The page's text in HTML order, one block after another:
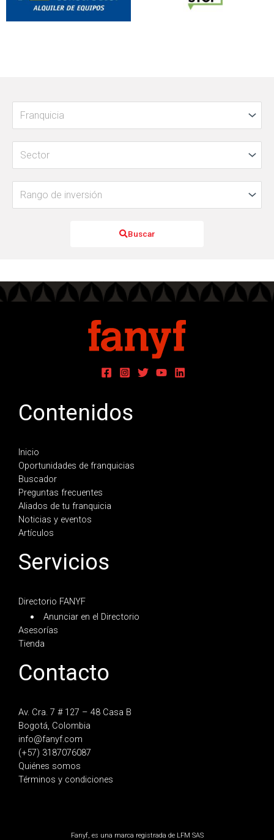
Buscar
Contenidos
Inicio
Oportunidades de franquicias
Buscador
Preguntas frecuentes
Aliados de tu franquicia
Noticias y eventos
Artículos
Servicios
Directorio FANYF
Anunciar en el Directorio
Asesorías
Tienda
Contacto
Av. Cra. 7 # 127 – 48 Casa B
Bogotá, Colombia
info@fanyf.com
(+57) 3187076087
Quiénes somos
Términos y condiciones
Fanyf, es una marca registrada de LFM SAS